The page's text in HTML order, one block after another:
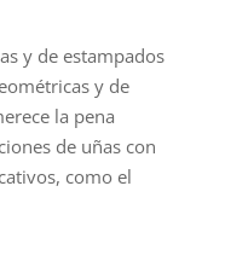
y de estampados
y de
la pena
de uñas con
como el